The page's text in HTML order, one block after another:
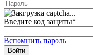
Введите код защиты*
Вспомнить пароль
Войти